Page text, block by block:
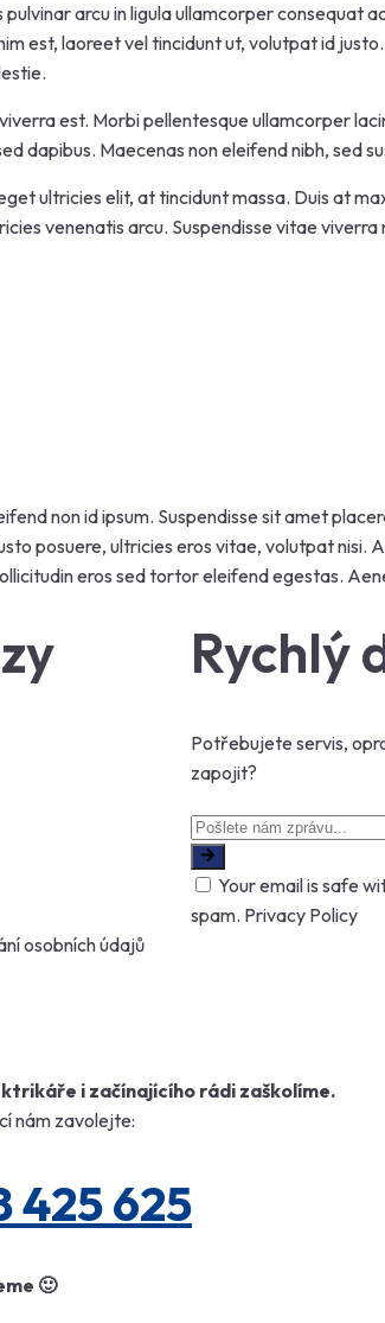
pulvinar arcu in ligula ullamcorper consequat
est, laoreet vel tincidunt ut, volutpat id
est. Morbi pellentesque ullamcorper
dapibus. Maecenas non eleifend nibh, sed
ultricies elit, at tincidunt massa. Duis at
venenatis arcu. Suspendisse vitae viverra
non id ipsum. Suspendisse sit amet
posuere, ultricies eros vitae, volutpat nisi.
eros sed tortor eleifend egestas.
Rychlý
Potřebujete servis,
zapojit?
Your email is safe
spam. Privacy Policy
osobních údajů
i začínajícího rádi zaškolíme.
nám zavolejte:
425 625
🙂